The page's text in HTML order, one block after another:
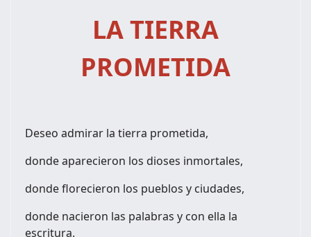
LA TIERRA
PROMETIDA
Deseo admirar la tierra prometida,
donde aparecieron los dioses inmortales,
donde florecieron los pueblos y ciudades,
donde nacieron las palabras y con ella la
escritura.